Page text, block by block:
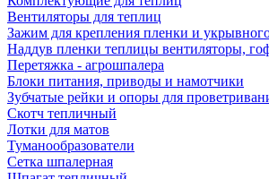
Вентиляторы для теплиц
Зажим для крепления пленки и
Наддув пленки теплицы вентиляторы,
Перетяжка - агрошпалера
Блоки питания, приводы и намотчики
Зубчатые рейки и опоры для
Скотч тепличный
Лотки для матов
Туманообразователи
Сетка шпалерная